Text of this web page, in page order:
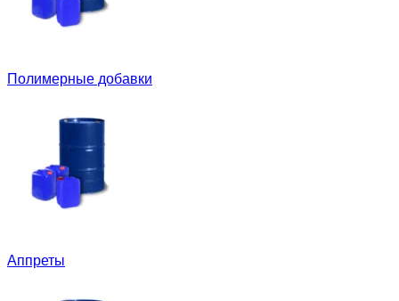
Полимерные добавки
Аппреты